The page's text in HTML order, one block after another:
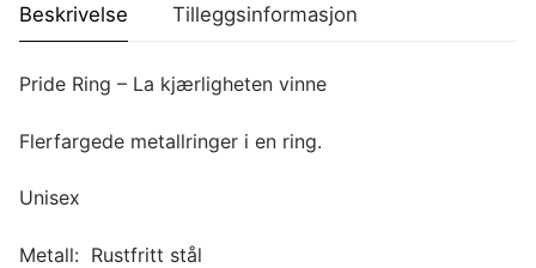
Beskrivelse Tilleggsinformasjon
Pride Ring – La kjærligheten vinne
Flerfargede metallringer i en ring.
Unisex
Metall: Rustfritt stål